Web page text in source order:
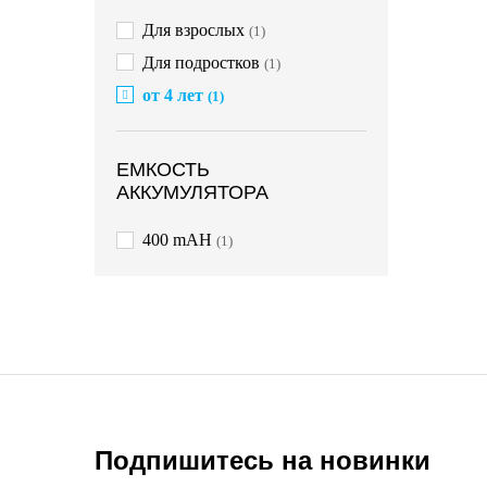
Для взрослых (1)
Для подростков (1)
от 4 лет (1)
ЕМКОСТЬ
АККУМУЛЯТОРА
400 mAH (1)
Подпишитесь на новинки